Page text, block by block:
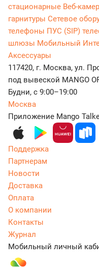
стационарные Веб-
гарнитуры Сетевое
телефоны ПУС (SIP)
шлюзы Мобильный
Аксессуары
117420, г. Москва, ул.
под вывеской MANGO
Будни, с 9:00–19:00
Москва
Приложение Mango
Поддержка
Партнерам
Новости
Доставка
Оплата
О компании
Контакты
Журнал
Мобильный личный